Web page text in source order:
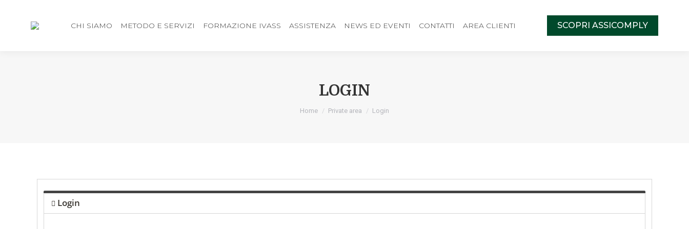
CHI SIAMO METODO E SERVIZI FORMAZIONE IVASS ASSISTENZA NEWS ED EVENTI CONTATTI AREA CLIENTI SCOPRI ASSICOMPLY
LOGIN
You are here:
Home Private area Login
Login